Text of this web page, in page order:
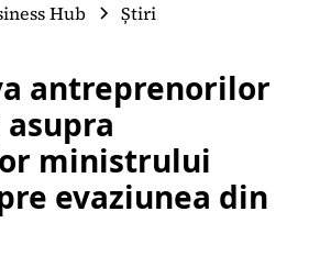
Hub Știri
antreprenorilor
ministrului
evaziunea din